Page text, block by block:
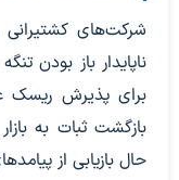
شرکت‌های
ناپایدار باز بودن
برای پذیرش ریسک
بازگشت ثبات به
حال بازیابی از